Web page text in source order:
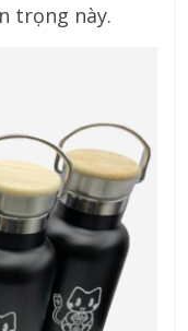
trọng này.